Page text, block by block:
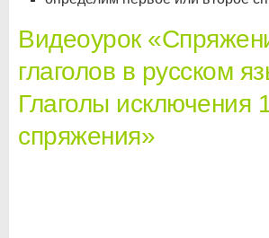
Видеоурок
глаголов в русском
Глаголы исключения
спряжения»